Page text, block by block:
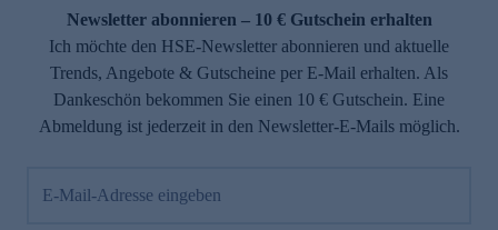
Newsletter abonnieren – 10 € Gutschein erhalten
Ich möchte den HSE-Newsletter abonnieren und aktuelle
Trends, Angebote & Gutscheine per E-Mail erhalten. Als
Dankeschön bekommen Sie einen 10 € Gutschein. Eine
Abmeldung ist jederzeit in den Newsletter-E-Mails möglich.
E-Mail-Adresse eingeben